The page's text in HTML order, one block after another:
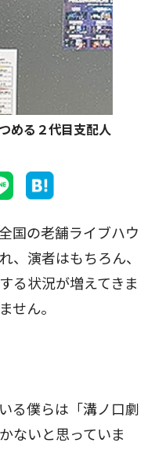
める２代目支配人
国の老舗ライブハウ
、演者はもちろん、
る状況が増えてきま
せん。
る僕らは「溝ノ口劇
ないと思っていま